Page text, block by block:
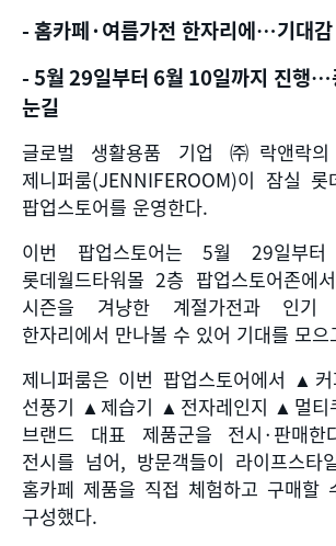
-홈카페·여름가전 한자리에…기대감
- 5월29일부터 6월 10일까지 진행…
눈길
글로벌 생활용품 기업 ㈜락앤락
제니퍼룸(JENNIFEROOM)이 잠실 롯
팝업스토어를 운영한다.
이번 팝업스토어는 5월 29일부터
롯데월드타워몰 2층 팝업스토어존에
시즌을 겨냥한 계절가전과 인기
한자리에서 만나볼 수 있어 기대를 모으
제니퍼룸은 이번 팝업스토어에서 ▲
선풍기 ▲ 제습기 ▲ 전자레인지 ▲ 멀티
브랜드 대표 제품군을 전시 · 판매한
전시를 넘어, 방문객들이 라이프스
홈카페 제품을 직접 체험하고 구매할
구성했다.